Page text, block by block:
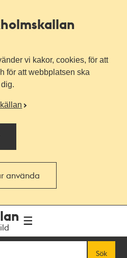
vi kakor, cookies, för att
för att webbplatsen ska
använda
Sök